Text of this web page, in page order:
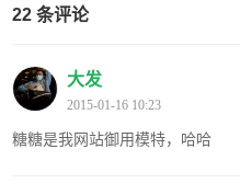
22 条评论
大发
2015-01-16 10:23
糖糖是我网站御用模特，哈哈